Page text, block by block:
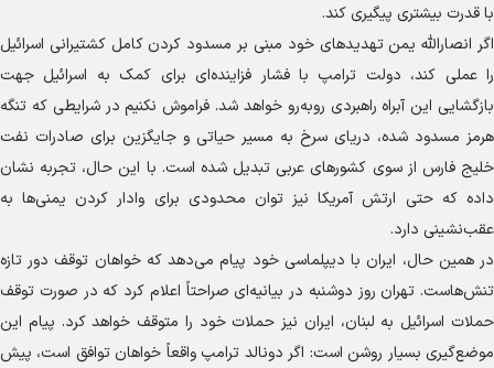
با قدرت بیشتری پیگیری کند.
اگر انصارالله یمن تهدید‌های خود مبنی بر مسدود کردن کامل کشتیرانی اسرائیل
را عملی کند، دولت ترامپ با فشار فزاینده‌ای برای کمک به اسرائیل جهت
بازگشایی این آبراه راهبردی روبه‌رو خواهد شد. فراموش نکنیم در شرایطی که تنگه
هرمز مسدود شده، دریای سرخ به مسیر حیاتی و جایگزین برای صادرات نفت
خلیج فارس از سوی کشور‌های عربی تبدیل شده است. با این حال، تجربه نشان
داده که حتی ارتش آمریکا نیز توان محدودی برای وادار کردن یمنی‌ها به
عقب‌نشینی دارد.
در همین حال، ایران با دیپلماسی خود پیام می‌دهد که خواهان توقف دور تازه
تنش‌هاست. تهران روز دوشنبه در بیانیه‌ای صراحتاً اعلام کرد که در صورت توقف
حملات اسرائیل به لبنان، ایران نیز حملات خود را متوقف خواهد کرد. پیام این
موضع‌گیری بسیار روشن است: اگر دونالد ترامپ واقعاً خواهان توافق است، پیش